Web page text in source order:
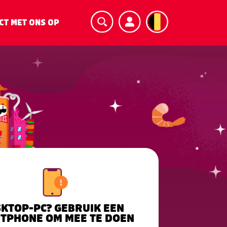
MET ONS OP
PC? GEBRUIK EEN
OM MEE TE DOEN